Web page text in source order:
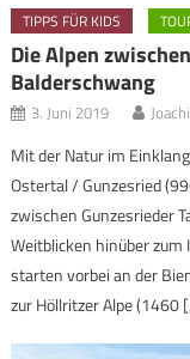
TIPPS FÜR KIDS
Die Alpen
Balderschwang
3. Juni 2019
Mit der Natur im
Ostertal / Gunzesried
zwischen Gunzesrieder
Weitblicken hinüber zum
starten vorbei an der
zur Höllritzer Alpe (1460